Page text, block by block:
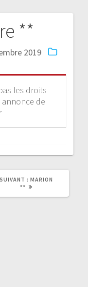
**
2019
les droits
de
SUIVANT : MARION
**